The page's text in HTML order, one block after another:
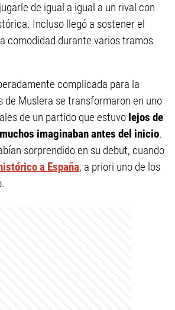
de igual a igual a un rival con
Incluso llegó a sostener el
comodidad durante varios tramos
complicada para la
de Muslera se transformaron en uno
de un partido que estuvo lejos de
imaginaban antes del inicio.
sorprendido en su debut, cuando
a España, a priori uno de los